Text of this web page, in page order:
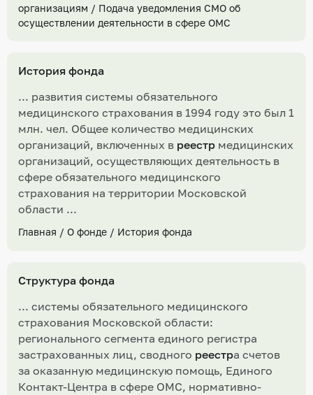
организациям / Подача уведомления СМО об
осуществлении деятельности в сфере ОМС
История фонда
... развития системы обязательного
медицинского страхования в 1994 году это был 1
млн. чел. Общее количество медицинских
организаций, включенных в реестр медицинских
организаций, осуществляющих деятельность в
сфере обязательного медицинского
страхования на территории Московской
области ...
Главная /О фонде / История фонда
Структура фонда
... системы обязательного медицинского
страхования Московской области:
регионального сегмента единого регистра
застрахованных лиц, сводного реестра счетов
за оказанную медицинскую помощь, Единого
Контакт-Центра в сфере ОМС, нормативно-